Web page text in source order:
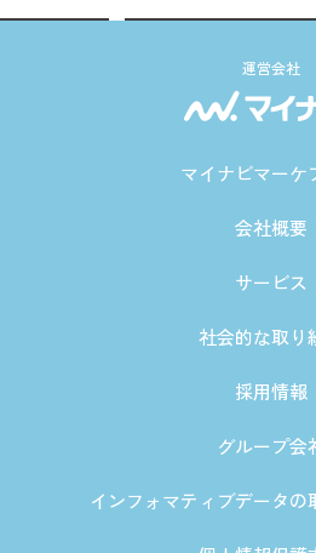
運営会社
マイナビマーケ
会社概要
サービス
社会的な取り
採用情報
グループ会
インフォマティブデータの